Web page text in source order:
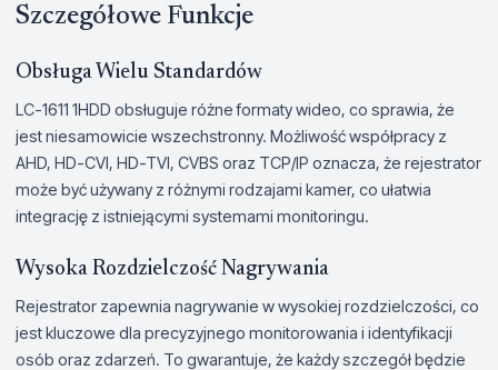
Szczegółowe Funkcje
Obsługa Wielu Standardów
LC-1611 1HDD obsługuje różne formaty wideo, co sprawia, że
jest niesamowicie wszechstronny. Możliwość współpracy z
AHD, HD-CVI, HD-TVI, CVBS oraz TCP/IP oznacza, że rejestrator
może być używany z różnymi rodzajami kamer, co ułatwia
integrację z istniejącymi systemami monitoringu.
Wysoka Rozdzielczość Nagrywania
Rejestrator zapewnia nagrywanie w wysokiej rozdzielczości, co
jest kluczowe dla precyzyjnego monitorowania i identyfikacji
osób oraz zdarzeń. To gwarantuje, że każdy szczegół będzie